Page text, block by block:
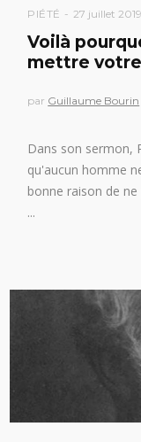
PIÉTÉ 27 juillet 2019
Voilà
mettre votre
par Guillaume Bourin
Dans son sermon,
qu'aucun homme
bonne raison de